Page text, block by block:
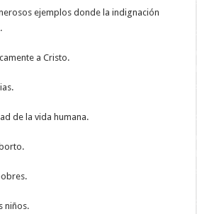
ejemplos donde la indignación
a Cristo.
de la vida humana.
niños.